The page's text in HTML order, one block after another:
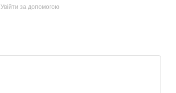
Увійти за допомогою